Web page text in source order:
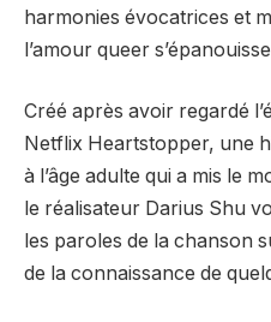
harmonies évocatrices et
l’amour queer
Créé après avoir regardé
Netflix Heartstopper, une
à l’âge adulte qui a mis le
le réalisateur Darius Shu
les paroles de la chanson
de la connaissance de